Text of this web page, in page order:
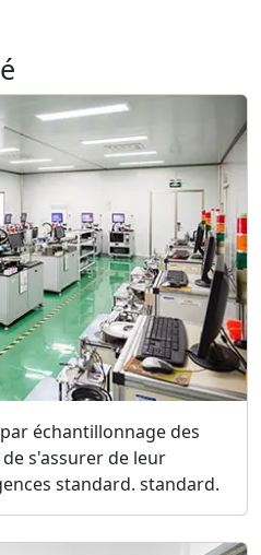
échantillonnage des
s'assurer de leur
standard. standard.